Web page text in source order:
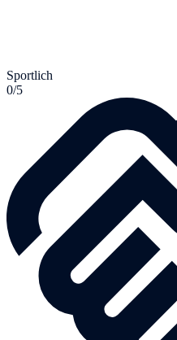
Sportlich
0/5